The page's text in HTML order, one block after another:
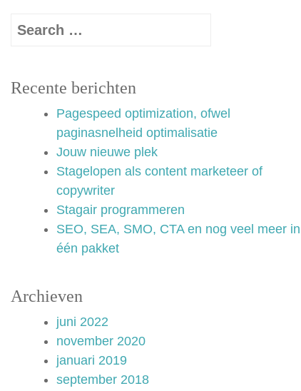
Recente berichten
Pagespeed optimization, ofwel
paginasnelheid optimalisatie
Jouw nieuwe plek
Stagelopen als content marketeer of
copywriter
Stagair programmeren
SEO, SEA, SMO, CTA en nog veel meer in
één pakket
Archieven
juni 2022
november 2020
januari 2019
september 2018